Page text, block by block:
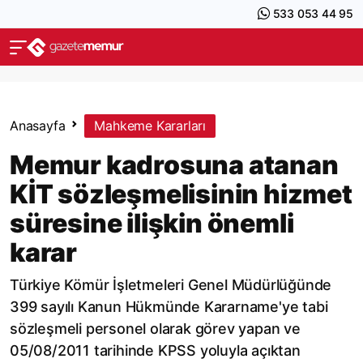
533 053 44 95
Anasayfa Mahkeme Kararları
Memur kadrosuna atanan
KİT sözleşmelisinin hizmet
süresine ilişkin önemli
karar
Türkiye Kömür İşletmeleri Genel Müdürlüğünde
399 sayılı Kanun Hükmünde Kararname'ye tabi
sözleşmeli personel olarak görev yapan ve
05/08/2011 tarihinde KPSS yoluyla açıktan